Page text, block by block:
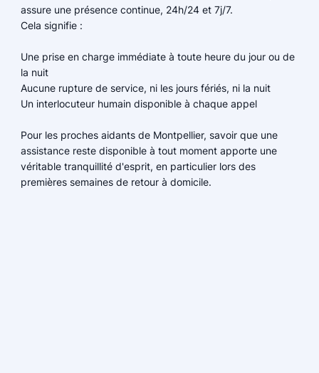
assure une présence continue, 24h/24 et 7j/7.
Cela signifie :
Une prise en charge immédiate à toute heure du jour ou de
la nuit
Aucune rupture de service, ni les jours fériés, ni la nuit
Un interlocuteur humain disponible à chaque appel
Pour les proches aidants de Montpellier, savoir que une
assistance reste disponible à tout moment apporte une
véritable tranquillité d'esprit, en particulier lors des
premières semaines de retour à domicile.